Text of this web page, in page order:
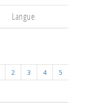
Langue
2 3 4 5